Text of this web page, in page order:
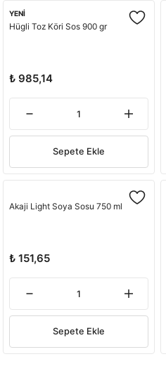
YENİ
Hügli Toz Köri Sos 900 gr
₺ 985,14
Sepete Ekle
Akaji Light Soya Sosu 750 ml
₺ 151,65
Sepete Ekle